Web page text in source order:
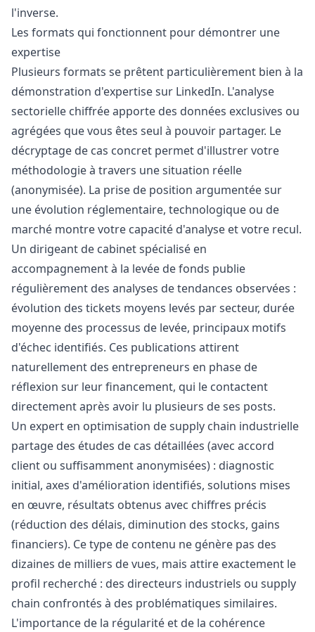
l'inverse.
Les formats qui fonctionnent pour démontrer une
expertise
Plusieurs formats se prêtent particulièrement bien à la
démonstration d'expertise sur LinkedIn. L'analyse
sectorielle chiffrée apporte des données exclusives ou
agrégées que vous êtes seul à pouvoir partager. Le
décryptage de cas concret permet d'illustrer votre
méthodologie à travers une situation réelle
(anonymisée). La prise de position argumentée sur
une évolution réglementaire, technologique ou de
marché montre votre capacité d'analyse et votre recul.
Un dirigeant de cabinet spécialisé en
accompagnement à la levée de fonds publie
régulièrement des analyses de tendances observées :
évolution des tickets moyens levés par secteur, durée
moyenne des processus de levée, principaux motifs
d'échec identifiés. Ces publications attirent
naturellement des entrepreneurs en phase de
réflexion sur leur financement, qui le contactent
directement après avoir lu plusieurs de ses posts.
Un expert en optimisation de supply chain industrielle
partage des études de cas détaillées (avec accord
client ou suffisamment anonymisées) : diagnostic
initial, axes d'amélioration identifiés, solutions mises
en œuvre, résultats obtenus avec chiffres précis
(réduction des délais, diminution des stocks, gains
financiers). Ce type de contenu ne génère pas des
dizaines de milliers de vues, mais attire exactement le
profil recherché : des directeurs industriels ou supply
chain confrontés à des problématiques similaires.
L'importance de la régularité et de la cohérence